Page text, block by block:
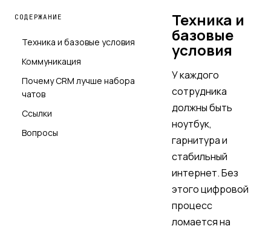
СОДЕРЖАНИЕ
Техника и базовые условия
Коммуникация
Почему CRM лучше набора
чатов
Ссылки
Вопросы
Техника и
базовые
условия
У каждого
сотрудника
должны быть
ноутбук,
гарнитура и
стабильный
интернет. Без
этого цифровой
процесс
ломается на